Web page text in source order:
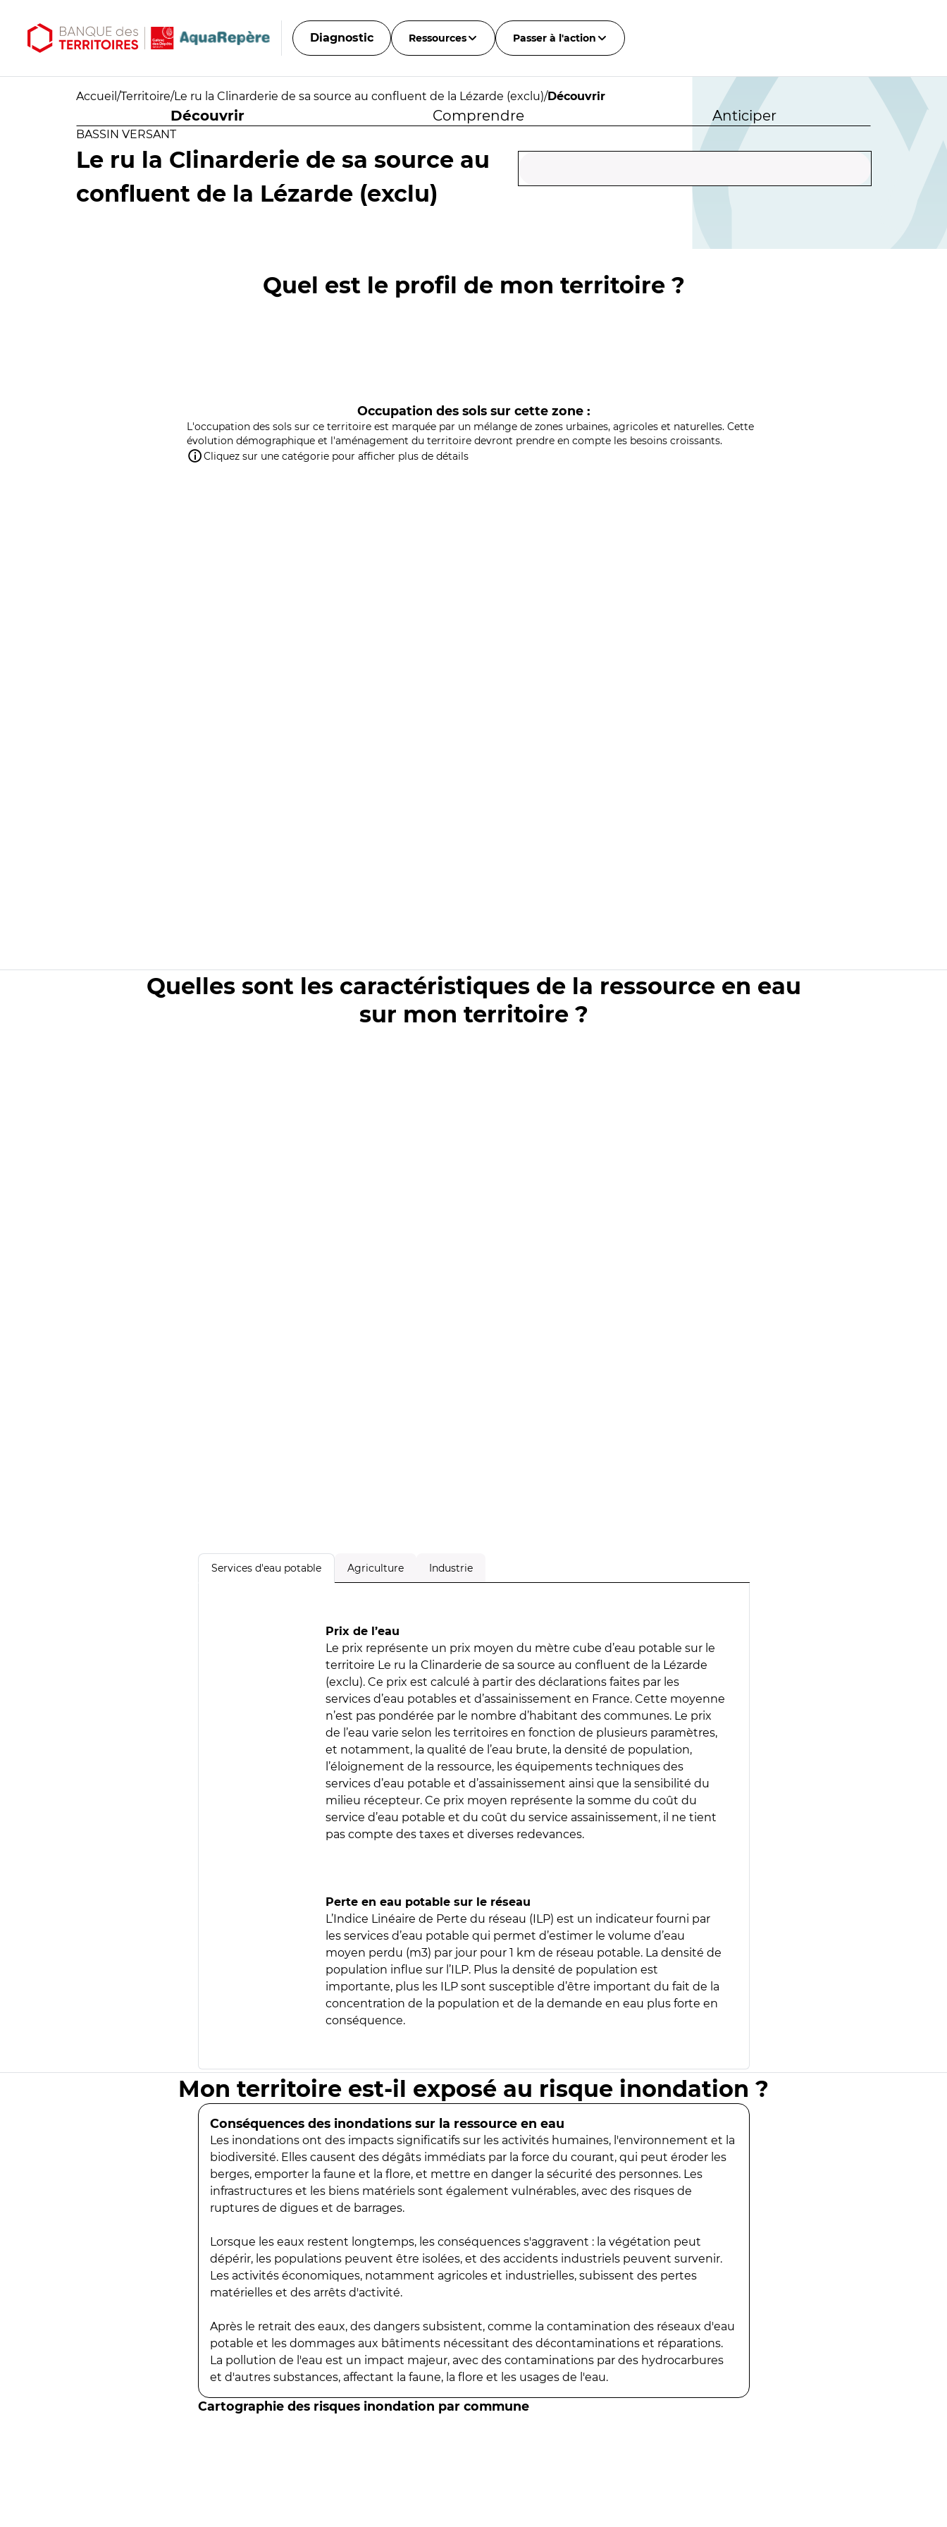
Diagnostic Ressources Passer à l'action
Accueil /Territoire/Le ru la Clinarderie de sa source au confluent de la Lézarde (exclu)/Découvrir
Découvrir Comprendre Anticiper
BASSIN VERSANT
Le ru la Clinarderie de sa source au
confluent de la Lézarde (exclu)
Quel est le profil de mon territoire ?
Occupation des sols sur cette zone :
L'occupation des sols sur ce territoire est marquée par un mélange de zones urbaines, agricoles et naturelles. Cette
évolution démographique et l'aménagement du territoire devront prendre en compte les besoins croissants.
Cliquez sur une catégorie pour afficher plus de détails
Quelles sont les caractéristiques de la ressource en eau
sur mon territoire ?
Services d'eau potable Agriculture Industrie
Prix de l’eau
Le prix représente un prix moyen du mètre cube d’eau potable sur le
territoire Le ru la Clinarderie de sa source au confluent de la Lézarde
(exclu). Ce prix est calculé à partir des déclarations faites par les
services d’eau potables et d’assainissement en France. Cette moyenne
n’est pas pondérée par le nombre d’habitant des communes. Le prix
de l’eau varie selon les territoires en fonction de plusieurs paramètres,
et notamment, la qualité de l’eau brute, la densité de population,
l’éloignement de la ressource, les équipements techniques des
services d’eau potable et d’assainissement ainsi que la sensibilité du
milieu récepteur. Ce prix moyen représente la somme du coût du
service d’eau potable et du coût du service assainissement, il ne tient
pas compte des taxes et diverses redevances.
Perte en eau potable sur le réseau
L’Indice Linéaire de Perte du réseau (ILP) est un indicateur fourni par
les services d’eau potable qui permet d’estimer le volume d’eau
moyen perdu (m3) par jour pour 1 km de réseau potable. La densité de
population influe sur l’ILP. Plus la densité de population est
importante, plus les ILP sont susceptible d’être important du fait de la
concentration de la population et de la demande en eau plus forte en
conséquence.
Mon territoire est-il exposé au risque inondation ?
Conséquences des inondations sur la ressource en eau
Les inondations ont des impacts significatifs sur les activités humaines, l'environnement et la
biodiversité. Elles causent des dégâts immédiats par la force du courant, qui peut éroder les
berges, emporter la faune et la flore, et mettre en danger la sécurité des personnes. Les
infrastructures et les biens matériels sont également vulnérables, avec des risques de
ruptures de digues et de barrages.
Lorsque les eaux restent longtemps, les conséquences s'aggravent : la végétation peut
dépérir, les populations peuvent être isolées, et des accidents industriels peuvent survenir.
Les activités économiques, notamment agricoles et industrielles, subissent des pertes
matérielles et des arrêts d'activité.
Après le retrait des eaux, des dangers subsistent, comme la contamination des réseaux d'eau
potable et les dommages aux bâtiments nécessitant des décontaminations et réparations.
La pollution de l'eau est un impact majeur, avec des contaminations par des hydrocarbures
et d'autres substances, affectant la faune, la flore et les usages de l'eau.
Cartographie des risques inondation par commune